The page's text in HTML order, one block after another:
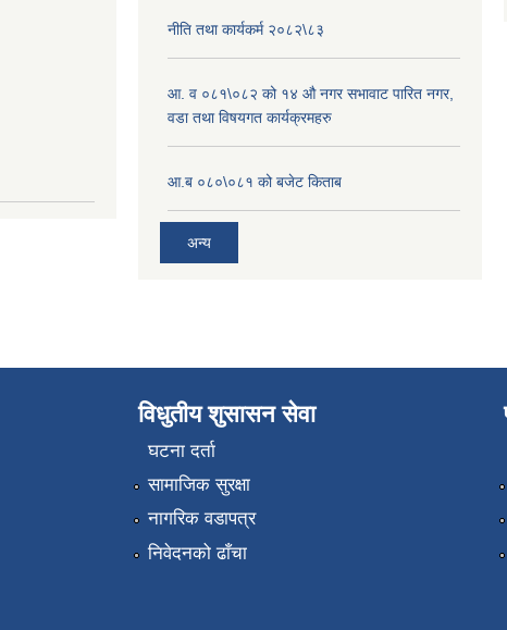
नीति तथा कार्यकर्म २०८२\८३
आ. व ०८१\०८२ को १४ औ नगर सभावाट पारित नगर,
वडा तथा विषयगत कार्यक्रमहरु
आ.ब ०८०\०८१ को बजेट किताब
अन्य
विधुतीय शुसासन सेवा
घटना दर्ता
सामाजिक सुरक्षा
नागरिक वडापत्र
निवेदनको ढाँचा